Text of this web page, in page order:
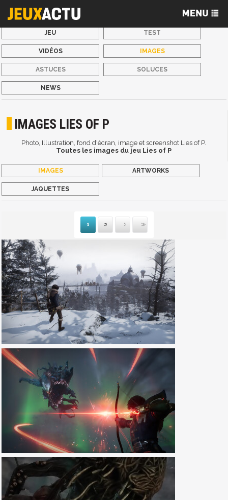
JEU TEST
VIDÉOS IMAGES
ASTUCES SOLUCES
NEWS
IMAGES LIES OF P
Photo, Illustration, fond d'écran, image et screenshot Lies of P.
Toutes les images du jeu Lies of P
IMAGES ARTWORKS
JAQUETTES
1 2
Suivante
Dernière